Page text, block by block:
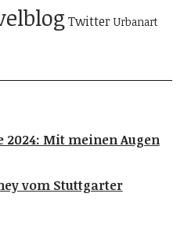
Twitter Urbanart
2024: Mit meinen Augen
vom Stuttgarter